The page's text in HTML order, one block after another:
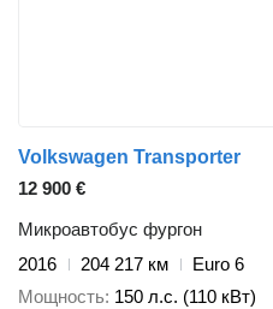
Volkswagen Transporter
12 900 €
Микроавтобус фургон
2016
204 217 км
Euro 6
Мощность 150 л.с. (110 кВт)